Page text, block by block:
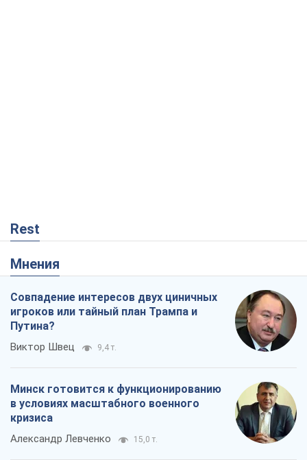
Rest
Мнения
Совпадение интересов двух циничных
игроков или тайный план Трампа и
Путина?
Виктор Швец 9,4 т.
Минск готовится к функционированию
в условиях масштабного военного
кризиса
Александр Левченко 15,0 т.